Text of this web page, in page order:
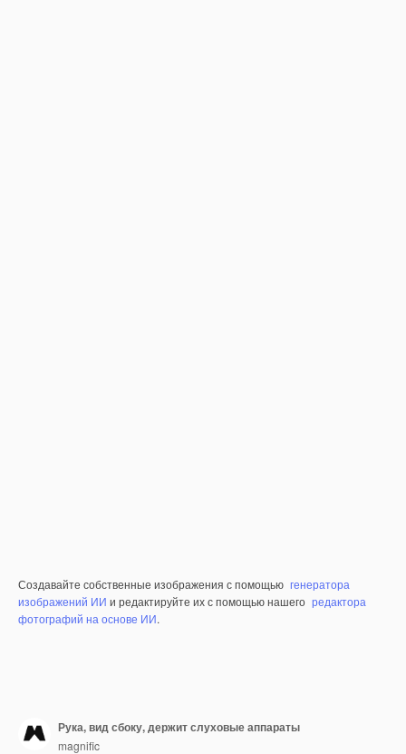
Создавайте собственные изображения с помощью генератора
изображений ИИ и редактируйте их с помощью нашего редактора
фотографий на основе ИИ.
Рука, вид сбоку, держит слуховые аппараты
magnific